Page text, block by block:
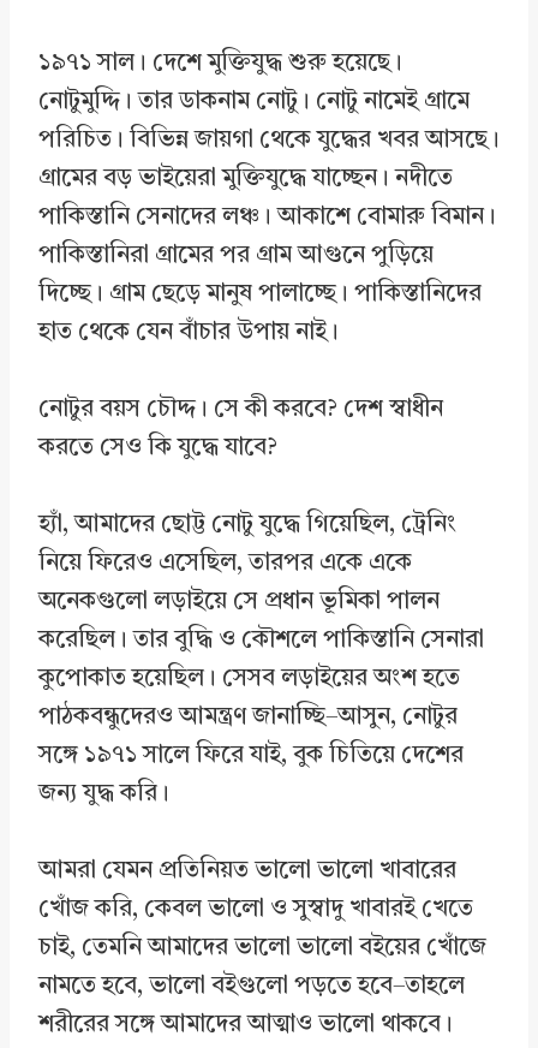
১৯৭১ সাল। দেশে মুক্তিযুদ্ধ শুরু হয়েছে।
নোটুমুদ্দি। তার ডাকনাম নোটু। নোটু নামেই গ্রামে
পরিচিত। বিভিন্ন জায়গা থেকে যুদ্ধের খবর আসছে।
গ্রামের বড় ভাইয়েরা মুক্তিযুদ্ধে যাচ্ছেন। নদীতে
পাকিস্তানি সেনাদের লঞ্চ। আকাশে বোমারু বিমান।
পাকিস্তানিরা গ্রামের পর গ্রাম আগুনে পুড়িয়ে
দিচ্ছে। গ্রাম ছেড়ে মানুষ পালাচ্ছে। পাকিস্তানিদের
হাত থেকে যেন বাঁচার উপায় নাই।
নোটুর বয়স চৌদ্দ। সে কী করবে? দেশ স্বাধীন
করতে সেও কি যুদ্ধে যাবে?
হ্যাঁ, আমাদের ছোট্ট নোটু যুদ্ধে গিয়েছিল, ট্রেনিং
নিয়ে ফিরেও এসেছিল, তারপর একে একে
অনেকগুলো লড়াইয়ে সে প্রধান ভূমিকা পালন
করেছিল। তার বুদ্ধি ও কৌশলে পাকিস্তানি সেনারা
কুপোকাত হয়েছিল। সেসব লড়াইয়ের অংশ হতে
পাঠকবন্ধুদেরও আমন্ত্রণ জানাচ্ছি–আসুন, নোটুর
সঙ্গে ১৯৭১ সালে ফিরে যাই, বুক চিতিয়ে দেশের
জন্য যুদ্ধ করি।
আমরা যেমন প্রতিনিয়ত ভালো ভালো খাবারের
খোঁজ করি, কেবল ভালো ও সুস্বাদু খাবারই খেতে
চাই, তেমনি আমাদের ভালো ভালো বইয়ের খোঁজে
নামতে হবে, ভালো বইগুলো পড়তে হবে–তাহলে
শরীরের সঙ্গে আমাদের আত্মাও ভালো থাকবে।